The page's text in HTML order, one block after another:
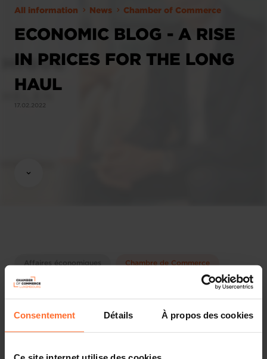
Consentement Détails À propos des cookies
All information News Chamber of Commerce
ECONOMIC BLOG - A RISE
IN PRICES FOR THE LONG
HAUL
17.02.2022
Affaires économiques Chambre de Commerce